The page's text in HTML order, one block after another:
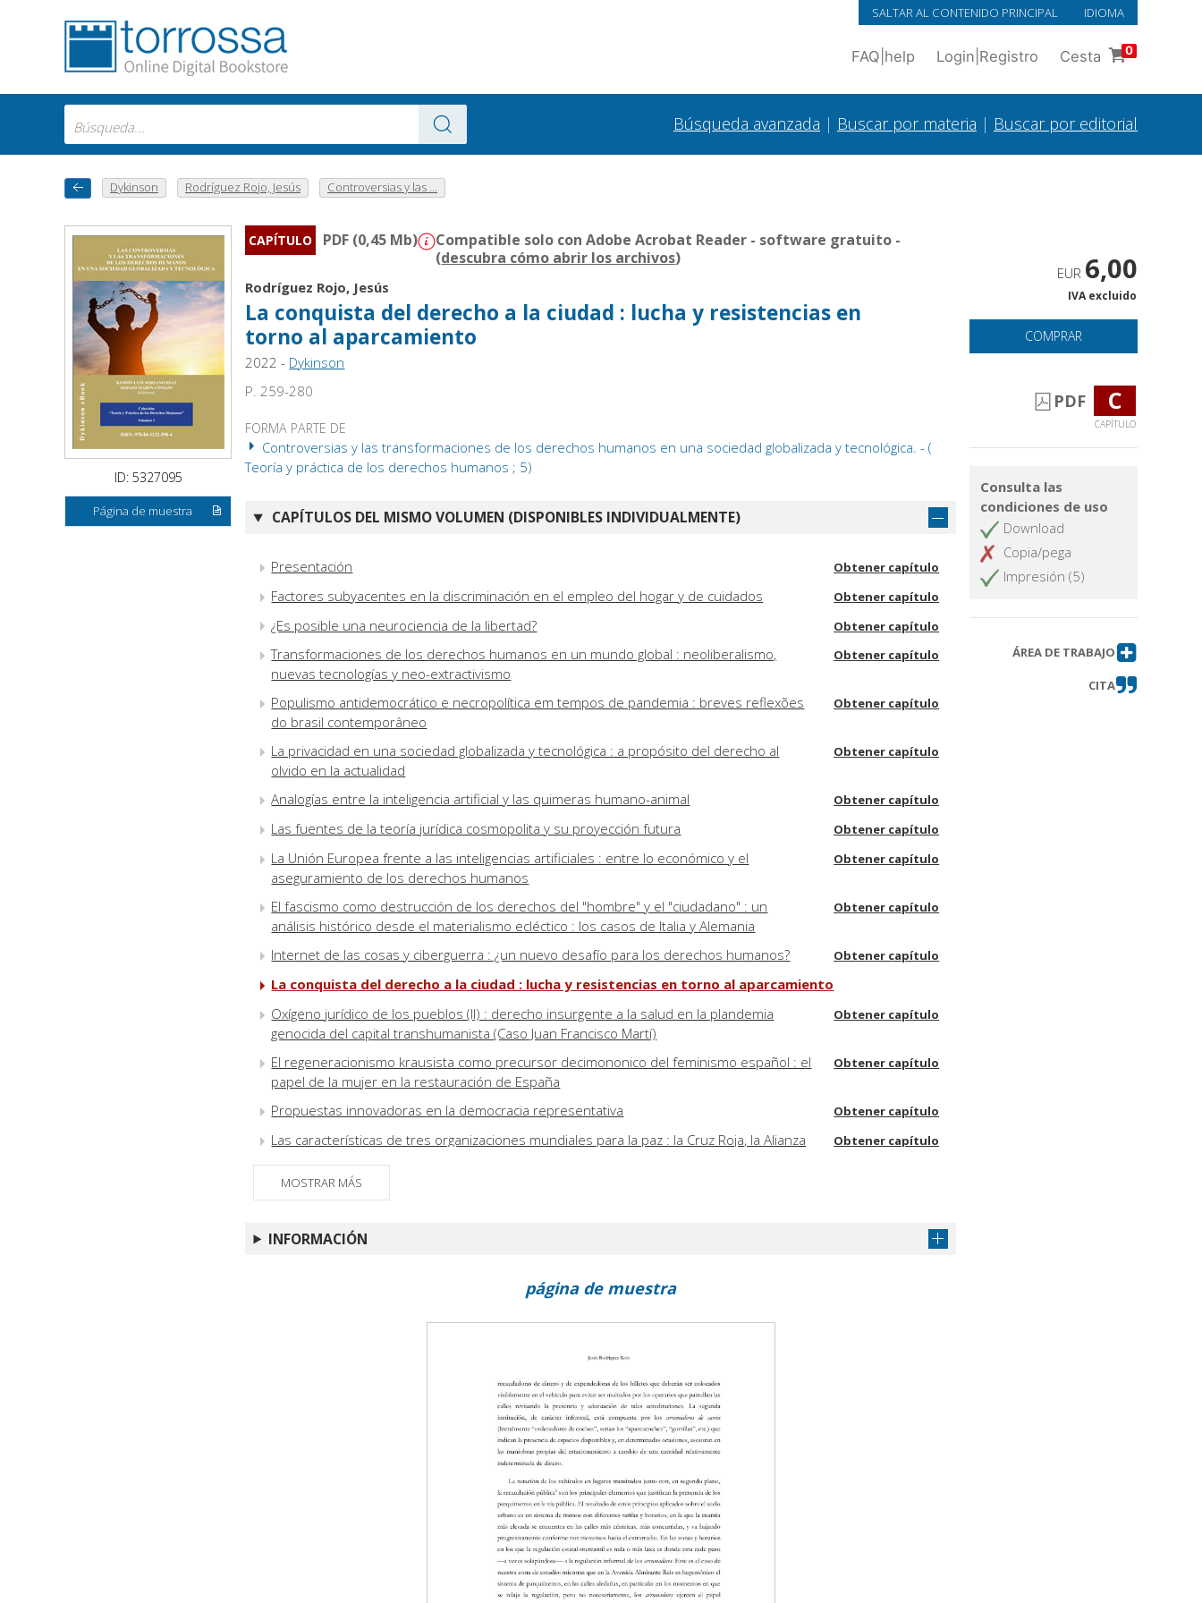
SALTAR AL CONTENIDO PRINCIPAL IDIOMA
FAQ help Login Registro Cesta 0
Búsqueda avanzada | Buscar por materia | Buscar por editorial
Dykinson Rodríguez Rojo, Jesús Controversias y las ...
ID: 5327095
Página de muestra
CAPÍTULO PDF (0,45 Mb)
Compatible solo con Adobe Acrobat Reader - software gratuito -
(descubra cómo abrir los archivos)
Rodríguez Rojo, Jesús
La conquista del derecho a la ciudad : lucha y resistencias en
torno al aparcamiento
2022 - Dykinson
P. 259-280
FORMA PARTE DE
Controversias y las transformaciones de los derechos humanos en una sociedad globalizada y tecnológica. - (
Teoría y práctica de los derechos humanos ; 5)
CAPÍTULOS DEL MISMO VOLUMEN (DISPONIBLES INDIVIDUALMENTE)
Presentación Obtener capítulo
Factores subyacentes en la discriminación en el empleo del hogar y de cuidados Obtener capítulo
¿Es posible una neurociencia de la libertad? Obtener capítulo
Transformaciones de los derechos humanos en un mundo global : neoliberalismo,
nuevas tecnologías y neo-extractivismo
Obtener capítulo
Populismo antidemocrático e necropolítica em tempos de pandemia : breves reflexões
do brasil contemporâneo
Obtener capítulo
La privacidad en una sociedad globalizada y tecnológica : a propósito del derecho al
olvido en la actualidad
Obtener capítulo
Analogías entre la inteligencia artificial y las quimeras humano-animal Obtener capítulo
Las fuentes de la teoría jurídica cosmopolita y su proyección futura Obtener capítulo
La Unión Europea frente a las inteligencias artificiales : entre lo económico y el
aseguramiento de los derechos humanos
Obtener capítulo
El fascismo como destrucción de los derechos del "hombre" y el "ciudadano" : un
análisis histórico desde el materialismo ecléctico : los casos de Italia y Alemania
Obtener capítulo
Internet de las cosas y ciberguerra : ¿un nuevo desafío para los derechos humanos? Obtener capítulo
La conquista del derecho a la ciudad : lucha y resistencias en torno al aparcamiento
Oxígeno jurídico de los pueblos (II) : derecho insurgente a la salud en la plandemia
genocida del capital transhumanista (Caso Juan Francisco Martí)
Obtener capítulo
El regeneracionismo krausista como precursor decimononico del feminismo español : el
papel de la mujer en la restauración de España
Obtener capítulo
Propuestas innovadoras en la democracia representativa Obtener capítulo
Las características de tres organizaciones mundiales para la paz : la Cruz Roja, la Alianza
Obtener capítulo
Breve reseña de las autorías
MOSTRAR MÁS
INFORMACIÓN
EUR 6,00
IVA excluido
COMPRAR
PDF C
CAPÍTULO
Consulta las
condiciones de uso
Download
Copia/pega
Impresión (5)
ÁREA DE TRABAJO
CITA
página de muestra